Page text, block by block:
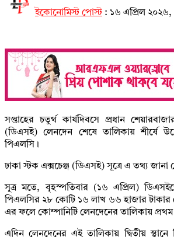
ইকোনোমিস্ট পোস্ট : ১৬ এপ্রিল ২০২৬,
সপ্তাহের চতুর্থ কার্যদিবসে প্রধান
(ডিএসই) লেনদেন শেষে তালিকায় শীর্ষে
পিএলসি।
ঢাকা স্টক এক্সচেঞ্জ (ডিএসই) সূত্রে এ তথ্য জানা
সূত্র মতে, বৃহস্পতিবার (১৬ এপ্রিল)
পিএলসির ২৮ কোটি ১৬ লাখ ৬৬ হাজার টাকার
এর ফলে কোম্পানিটি লেনদেনের তালিকায়
এদিন লেনদেনের এই তালিকায় দ্বিতীয়